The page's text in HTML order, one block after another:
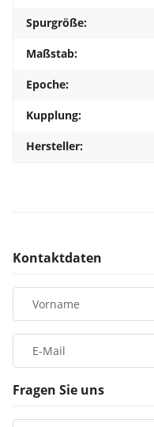
Spurgröße:
Maßstab:
Epoche:
Kupplung:
Hersteller:
Kontaktdaten
Vorname
E-Mail
Fragen Sie uns